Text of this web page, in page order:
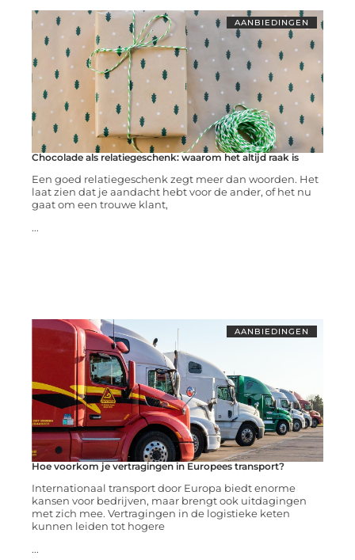
AANBIEDINGEN
Chocolade als relatiegeschenk: waarom het altijd raak is
Een goed relatiegeschenk zegt meer dan woorden. Het
laat zien dat je aandacht hebt voor de ander, of het nu
gaat om een trouwe klant,
...
AANBIEDINGEN
Hoe voorkom je vertragingen in Europees transport?
Internationaal transport door Europa biedt enorme
kansen voor bedrijven, maar brengt ook uitdagingen
met zich mee. Vertragingen in de logistieke keten
kunnen leiden tot hogere
...